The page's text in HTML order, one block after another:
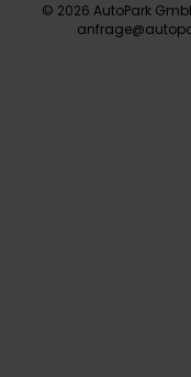
© 2026 AutoPark